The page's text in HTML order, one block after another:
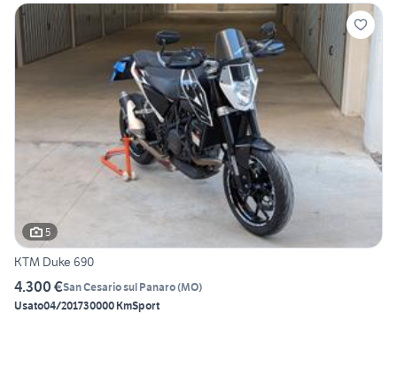
5
KTM Duke 690
4.300 €San Cesario sul Panaro(MO)
Usato04/201730000 KmSport